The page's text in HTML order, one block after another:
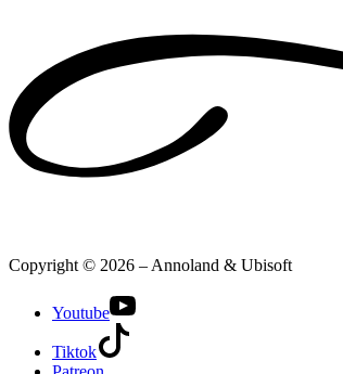
Copyright © 2026 – Annoland & Ubisoft
Youtube
Tiktok